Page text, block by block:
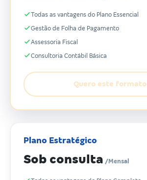
Todas as vantagens do Plano Essencial
Gestão de Folha de Pagamento
Assessoria Fiscal
Consultoria Contábil Básica
Quero este formato
Plano Estratégico
Sob consulta /Mensal